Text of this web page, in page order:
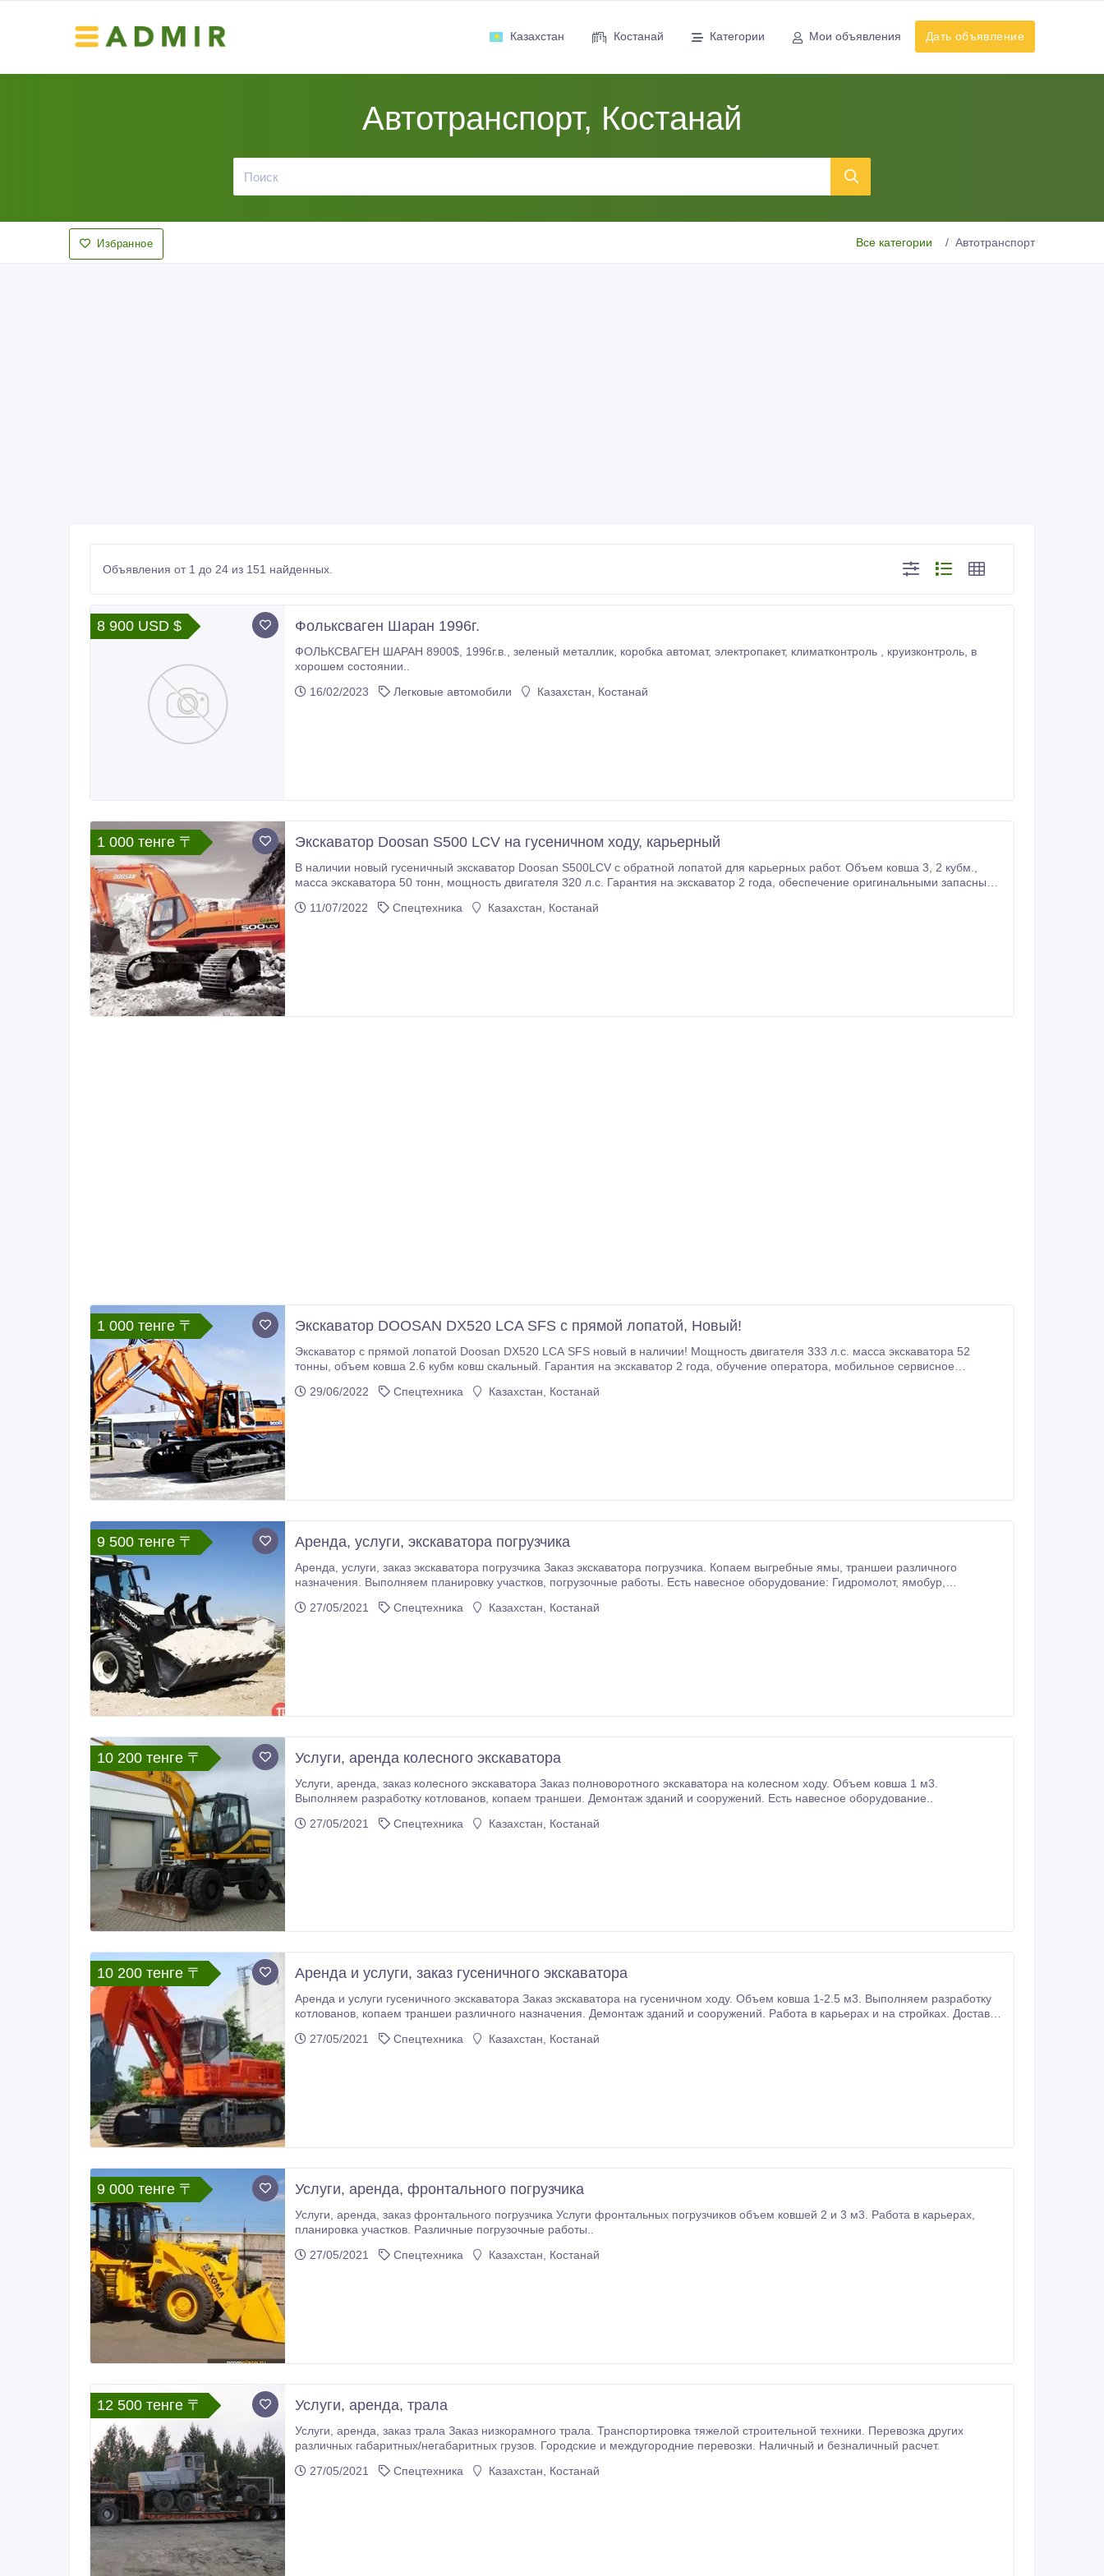
Казахстан Костанай Категории Мои объявления Дать объявление
Автотранспорт, Костанай
Избранное Все категории Автотранспорт
Объявления от 1 до 24 из 151 найденных.
8 900 USD $ Фольксваген Шаран 1996г.
ФОЛЬКСВАГЕН ШАРАН 8900$, 1996г.в., зеленый металлик, коробка автомат, электропакет, климатконтроль , круизконтроль, в
хорошем состоянии..
16/02/2023
Легковые автомобили Казахстан, Костанай
1 000 тенге 〒 Экскаватор Doosan S500 LCV на гусеничном ходу, карьерный
В наличии новый гусеничный экскаватор Doosan S500LCV с обратной лопатой для карьерных работ. Объем ковша 3, 2 кубм.,
масса экскаватора 50 тонн, мощность двигателя 320 л.с. Гарантия на экскаватор 2 года, обеспечение оригинальными запасными
11/07/2022
Спецтехника Казахстан, Костанай
1 000 тенге 〒 Экскаватор DOOSAN DX520 LCA SFS с прямой лопатой, Новый!
Экскаватор с прямой лопатой Doosan DX520 LCA SFS новый в наличии! Мощность двигателя 333 л.с. масса экскаватора 52
тонны, объем ковша 2.6 кубм ковш скальный. Гарантия на экскаватор 2 года, обучение оператора, мобильное сервисное
29/06/2022
Спецтехника Казахстан, Костанай
9 500 тенге 〒 Аренда, услуги, экскаватора погрузчика
Аренда, услуги, заказ экскаватора погрузчика Заказ экскаватора погрузчика. Копаем выгребные ямы, траншеи различного
назначения. Выполняем планировку участков, погрузочные работы. Есть навесное оборудование: Гидромолот, ямобур,
27/05/2021
Спецтехника Казахстан, Костанай
10 200 тенге 〒 Услуги, аренда колесного экскаватора
Услуги, аренда, заказ колесного экскаватора Заказ полноворотного экскаватора на колесном ходу. Объем ковша 1 м3.
Выполняем разработку котлованов, копаем траншеи. Демонтаж зданий и сооружений. Есть навесное оборудование..
27/05/2021
Спецтехника Казахстан, Костанай
10 200 тенге 〒 Аренда и услуги, заказ гусеничного экскаватора
Аренда и услуги гусеничного экскаватора Заказ экскаватора на гусеничном ходу. Объем ковша 1-2.5 м3. Выполняем разработку
котлованов, копаем траншеи различного назначения. Демонтаж зданий и сооружений. Работа в карьерах и на стройках. Доставка
27/05/2021
Спецтехника Казахстан, Костанай
9 000 тенге 〒 Услуги, аренда, фронтального погрузчика
Услуги, аренда, заказ фронтального погрузчика Услуги фронтальных погрузчиков объем ковшей 2 и 3 м3. Работа в карьерах,
планировка участков. Различные погрузочные работы..
27/05/2021
Спецтехника Казахстан, Костанай
12 500 тенге 〒 Услуги, аренда, трала
Услуги, аренда, заказ трала Заказ низкорамного трала. Транспортировка тяжелой строительной техники. Перевозка других
различных габаритных/негабаритных грузов. Городские и междугородние перевозки. Наличный и безналичный расчет.
27/05/2021
Спецтехника Казахстан, Костанай